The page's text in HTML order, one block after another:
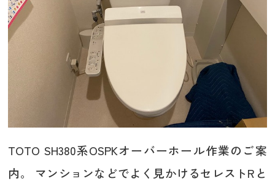
TOTO SH380系OSPKオーバーホール作業のご案
内。 マンションなどでよく見かけるセレストRと